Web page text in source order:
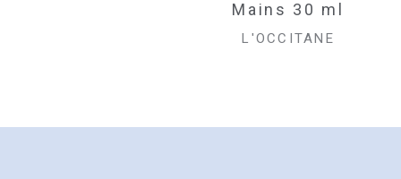
INITIAL
ÉTAIT :
ACTUEL
EST :
Mains 30 ml
L'OCCITANE